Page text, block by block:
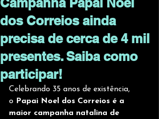
dos Correios ainda
precisa de cerca de 4 mil
presentes. Saiba como
participar!
Celebrando 35 anos de existência,
o Papai Noel dos Correios é a
maior campanha natalina de